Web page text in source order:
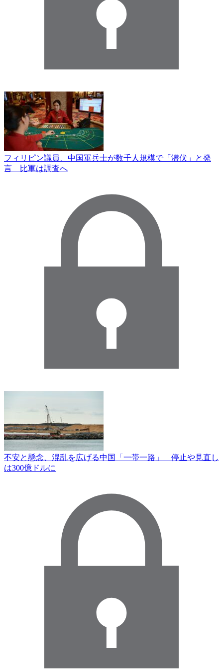
フィリピン議員、中国軍兵士が数千人規模で「潜伏」と発
言 比軍は調査へ
不安と懸念、混乱を広げる中国「一帯一路」 停止や見直し
は300億ドルに